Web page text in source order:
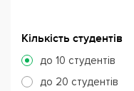
Кількість студентів
до 10 студентів
до 20 студентів